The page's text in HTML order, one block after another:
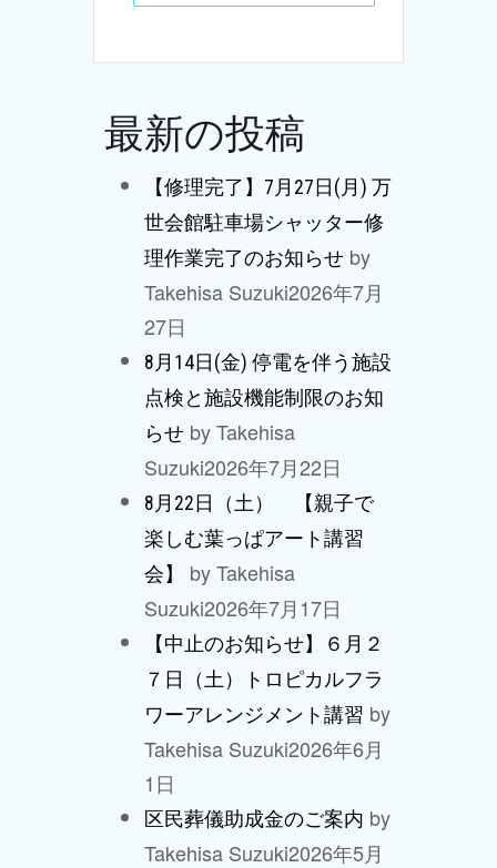
最新の投稿
【修理完了】7月27日(月) 万
世会館駐車場シャッター修
理作業完了のお知らせ by
Takehisa Suzuki2026年7月
27日
8月14日(金) 停電を伴う施設
点検と施設機能制限のお知
らせ by Takehisa
Suzuki2026年7月22日
8月22日（土） 【親子で
楽しむ葉っぱアート講習
会】
by Takehisa
Suzuki2026年7月17日
【中止のお知らせ】６月２
７日（土）トロピカルフラ
ワーアレンジメント講習 by
Takehisa Suzuki2026年6月
1日
区民葬儀助成金のご案内 by
Takehisa Suzuki2026年5月